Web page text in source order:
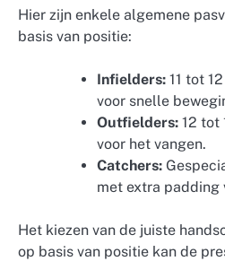
Hier zijn enkele algemene
basis van positie:
Infielders: 11 tot
voor snelle
Outfielders: 12 tot
voor het vangen.
Catchers:
met extra padding
Het kiezen van de juiste
op basis van positie kan de